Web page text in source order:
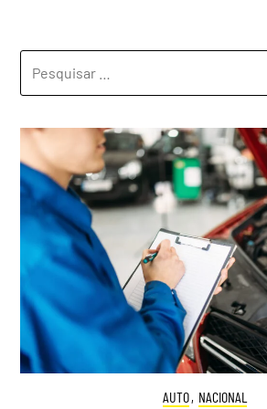
POR:
AUTO, NACIONAL